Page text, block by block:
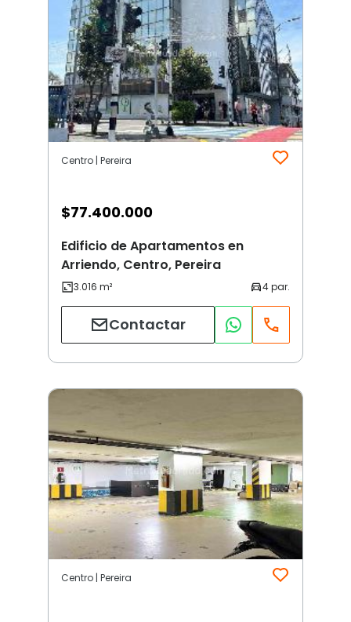
Centro | Pereira
$77.400.000
Edificio de Apartamentos en
Arriendo, Centro, Pereira
Contactar
Centro | Pereira